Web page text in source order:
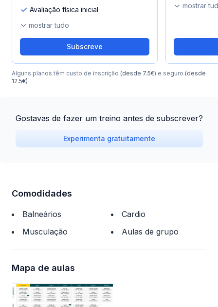
Avaliação física inicial
mostrar tudo
Subscreve
mostrar
Alguns planos têm custo de inscrição (desde 7.5€) e seguro (desde
12.5€)
Gostavas de fazer um treino antes de subscrever?
Experimenta gratuitamente
Comodidades
Balneários
Cardio
Musculação
Aulas de grupo
Mapa de aulas